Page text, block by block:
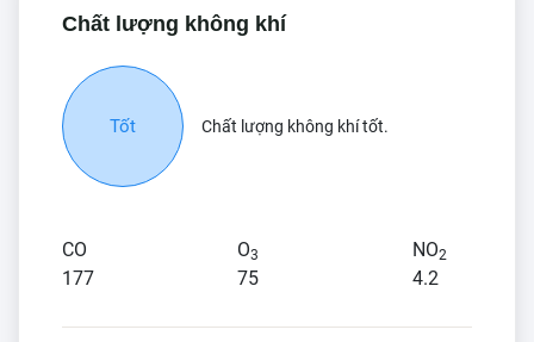
Chất lượng không khí
Tốt Chất lượng không khí tốt.
CO
177
O3
75
NO2
4.2